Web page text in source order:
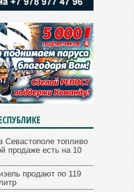
Севастополе топливо
продаже есть на 10
продают по 119